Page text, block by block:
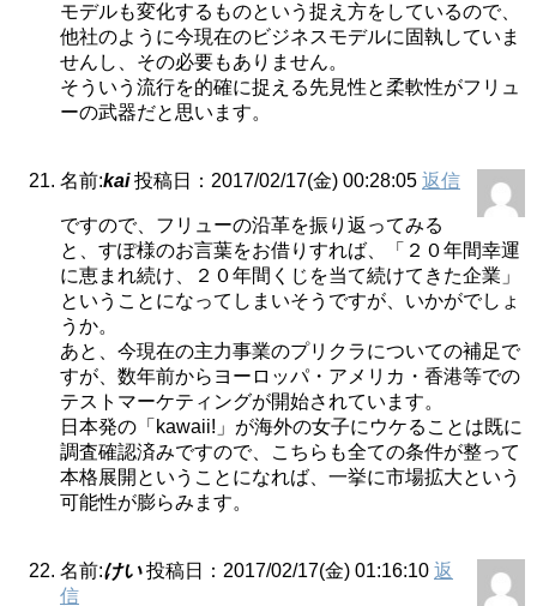
モデルも変化するものという捉え方をしているので、
他社のように今現在のビジネスモデルに固執していま
せんし、その必要もありません。
そういう流行を的確に捉える先見性と柔軟性がフリュ
ーの武器だと思います。
名前:kai 投稿日：2017/02/17(金) 00:28:05 返信
ですので、フリューの沿革を振り返ってみる
と、すぽ様のお言葉をお借りすれば、「２０年間幸運
に恵まれ続け、２０年間くじを当て続けてきた企業」
ということになってしまいそうですが、いかがでしょ
うか。
あと、今現在の主力事業のプリクラについての補足で
すが、数年前からヨーロッパ・アメリカ・香港等での
テストマーケティングが開始されています。
日本発の「kawaii!」が海外の女子にウケることは既に
調査確認済みですので、こちらも全ての条件が整って
本格展開ということになれば、一挙に市場拡大という
可能性が膨らみます。
名前:けい 投稿日：2017/02/17(金) 01:16:10 返
信